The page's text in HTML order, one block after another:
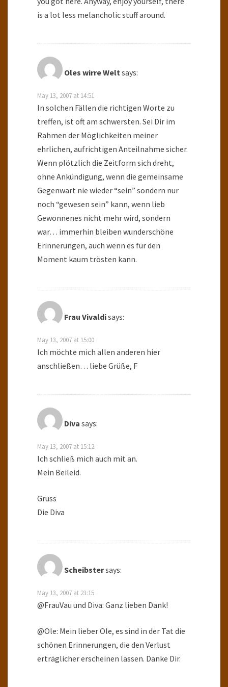
is a lot less melancholic stuff around.
Oles wirre Weltsays:
May 13, 2007 at 14:51
In solchen Fällen die richtigen Worte zu
treffen, ist oft am schwersten. Sei Dir im
Rahmen der Möglichkeiten meiner
ehrlichen, aufrichtigen Anteilnahme sicher.
Wenn plötzlich die Zeitform sich dreht,
ohne Ankündigung, wenn die gemeinsame
Gegenwart nie wieder “sein” sondern nur
noch “gewesen sein” kann, wenn lieb
Gewonnenes nicht mehr wird, sondern
war… immerhin bleiben wunderschöne
Erinnerungen, auch wenn es für den
Moment kaum trösten kann.
Frau Vivaldisays:
May 13, 2007 at 15:00
Ich möchte mich allen anderen hier
anschließen… liebe Grüße, F
Diva says:
May 13, 2007 at 15:12
Ich schließ mich auch mit an.
Mein Beileid.
Gruss
Die Diva
Scheibstersays:
May 13, 2007 at 23:15
@FrauVau und Diva: Ganz lieben Dank!
@Ole: Mein lieber Ole, es sind in der Tat die
schönen Erinnerungen, die den Verlust
erträglicher erscheinen lassen. Danke Dir.